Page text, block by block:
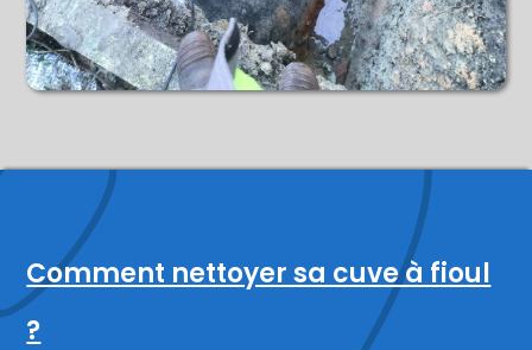
Comment nettoyer sa cuve à fioul
?